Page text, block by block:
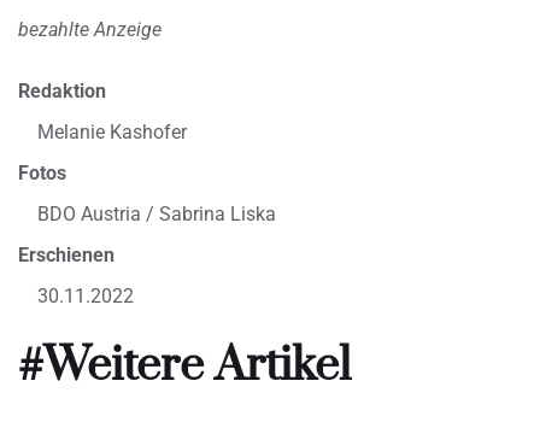
bezahlte Anzeige
Redaktion
Melanie Kashofer
Fotos
BDO Austria / Sabrina Liska
Erschienen
30.11.2022
#Weitere Artikel